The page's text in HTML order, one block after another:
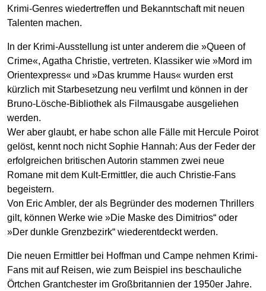
Krimi-Genres wiedertreffen und Bekanntschaft mit neuen
Talenten machen.
In der Krimi-Ausstellung ist unter anderem die »Queen of
Crime«, Agatha Christie, vertreten. Klassiker wie »Mord im
Orientexpress« und »Das krumme Haus« wurden erst
kürzlich mit Starbesetzung neu verfilmt und können in der
Bruno-Lösche-Bibliothek als Filmausgabe ausgeliehen
werden.
Wer aber glaubt, er habe schon alle Fälle mit Hercule Poirot
gelöst, kennt noch nicht Sophie Hannah: Aus der Feder der
erfolgreichen britischen Autorin stammen zwei neue
Romane mit dem Kult-Ermittler, die auch Christie-Fans
begeistern.
Von Eric Ambler, der als Begründer des modernen Thrillers
gilt, können Werke wie »Die Maske des Dimitrios“ oder
»Der dunkle Grenzbezirk“ wiederentdeckt werden.
Die neuen Ermittler bei Hoffman und Campe nehmen Krimi-
Fans mit auf Reisen, wie zum Beispiel ins beschauliche
Örtchen Grantchester im Großbritannien der 1950er Jahre.